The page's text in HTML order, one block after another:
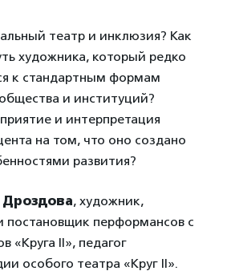
театр и инклюзия? Как
художника, который редко
к стандартным формам
и институций?
и интерпретация
на том, что оно создано
развития?
Дроздова, художник,
постановщик перформансов с
«Круга II», педагог
особого театра «Круг II».